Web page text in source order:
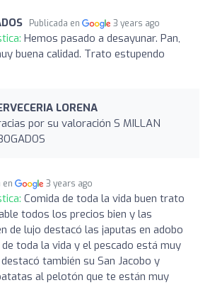
Publicada en 3 years ago
Hemos pasado a desayunar. Pan,
buena calidad. Trato estupendo
LORENA
por su valoración S MILLAN
en 3 years ago
Comida de toda la vida buen trato
todos los precios bien y las
de lujo destacó las japutas en adobo
toda la vida y el pescado está muy
también su San Jacobo y
al pelotón que te están muy